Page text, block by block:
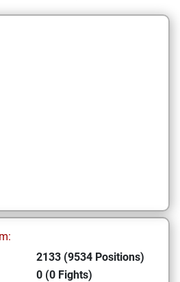
2133 (9534 Positions)
0 (0 Fights)